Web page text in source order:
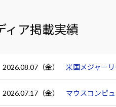
ィア掲載実績
2026.08.07（金） 米国メジャー
2026.07.17（金） マウスコンピ